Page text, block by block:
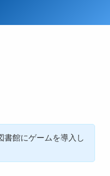
書館にゲームを導入し